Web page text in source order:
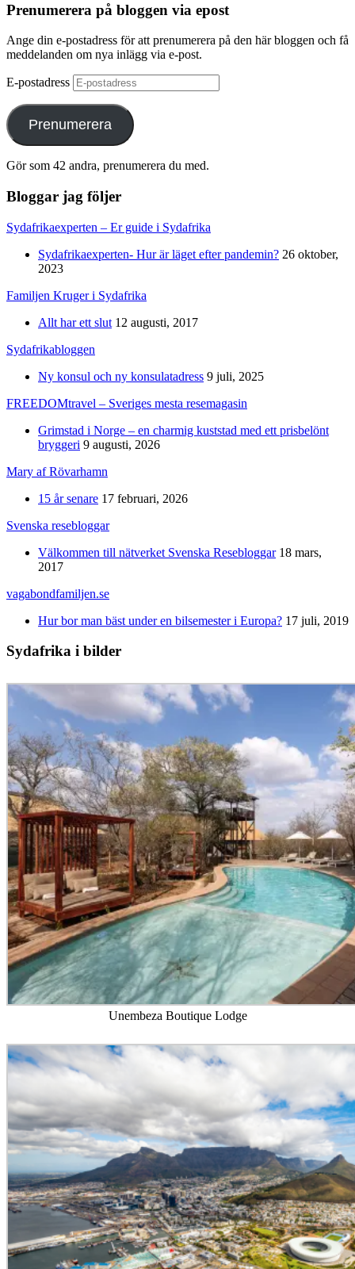
Prenumerera på bloggen via epost
Ange din e-postadress för att prenumerera på den här bloggen och få
meddelanden om nya inlägg via e-post.
E-postadress
Prenumerera
Gör som 42 andra, prenumerera du med.
Bloggar jag följer
Sydafrikaexperten – Er guide i Sydafrika
Sydafrikaexperten- Hur är läget efter pandemin? 26 oktober,
2023
Familjen Kruger i Sydafrika
Allt har ett slut 12 augusti, 2017
Sydafrikabloggen
Ny konsul och ny konsulatadress 9 juli, 2025
FREEDOMtravel – Sveriges mesta resemagasin
Grimstad i Norge – en charmig kuststad med ett prisbelönt
bryggeri 9 augusti, 2026
Mary af Rövarhamn
15 år senare 17 februari, 2026
Svenska resebloggar
Välkommen till nätverket Svenska Resebloggar 18 mars,
2017
vagabondfamiljen.se
Hur bor man bäst under en bilsemester i Europa? 17 juli, 2019
Sydafrika i bilder
Unembeza Boutique Lodge